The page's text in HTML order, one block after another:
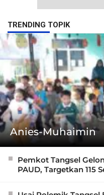
TRENDING TOPIK
Anies-Muhaimin
Pemkot Tangsel
PAUD, Targetkan 115